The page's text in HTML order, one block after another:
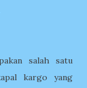
salah satu
kargo yang